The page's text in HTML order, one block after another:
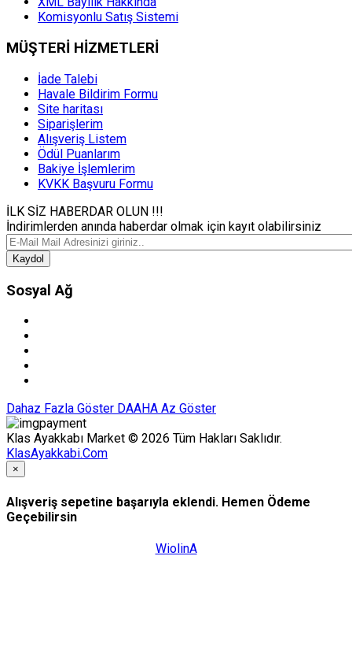
Komisyonlu Satış Sistemi
MÜŞTERİ HİZMETLERİ
İade Talebi
Havale Bildirim Formu
Site haritası
Siparişlerim
Alışveriş Listem
Ödül Puanlarım
Bakiye İşlemlerim
KVKK Başvuru Formu
İLK SİZ HABERDAR OLUN !!!
İndirimlerden anında haberdar olmak için kayıt olabilirsiniz
Kaydol
Sosyal Ağ
Dahaz Fazla Göster DAAHA Az Göster
Klas Ayakkabı Market © 2026 Tüm Hakları Saklıdır.
KlasAyakkabi.Com
×
Alışveriş sepetine başarıyla eklendi. Hemen Ödeme
Geçebilirsin
WiolinA